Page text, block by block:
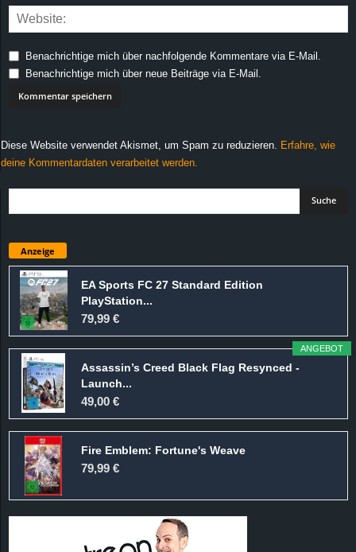
Benachrichtige mich über nachfolgende Kommentare via E-Mail.
Benachrichtige mich über neue Beiträge via E-Mail.
Diese Website verwendet Akismet, um Spam zu reduzieren.
Erfahre, wie
deine Kommentardaten verarbeitet werden.
Anzeige
EA Sports FC 27 Standard Edition
PlayStation...
79,99 €
ANGEBOT
Assassin’s Creed Black Flag Resynced -
Launch...
49,00 €
Fire Emblem: Fortune's Weave
79,99 €